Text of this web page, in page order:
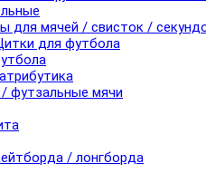
для мячей / свисток /
для футбола
футзальные мячи
/ лонгборда